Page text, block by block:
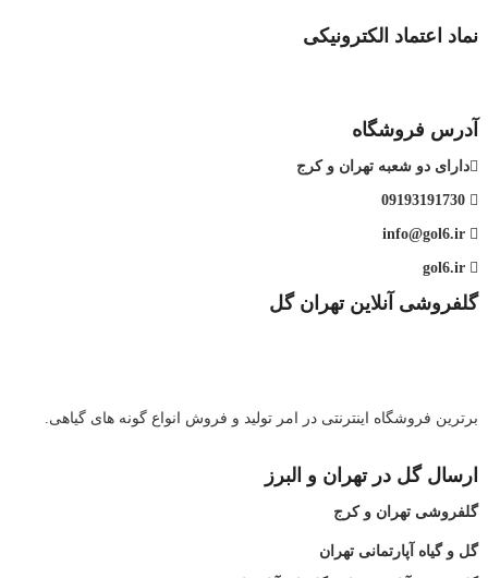
نماد اعتماد الکترونیکی
آدرس فروشگاه
دارای دو شعبه تهران و کرج
گلفروشی آنلاین تهران گل
برترین فروشگاه اینترنتی در امر تولید و فروش انواع گونه های گیاهی.
ارسال گل در تهران و البرز
گلفروشی تهران و کرج
گل و گیاه آپارتمانی تهران